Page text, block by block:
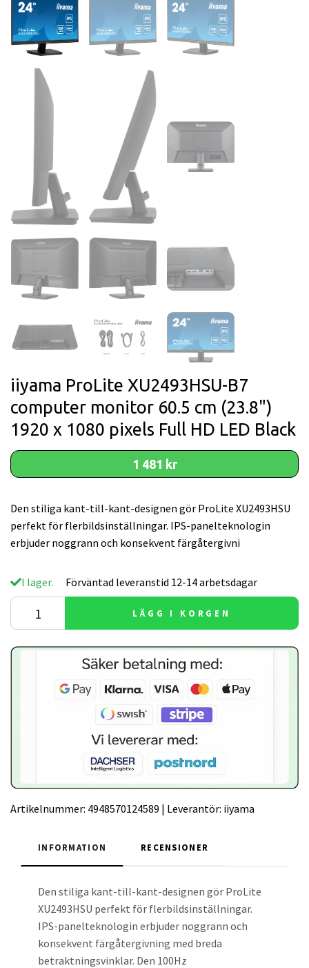
iiyama ProLite XU2493HSU-B7
computer monitor 60.5 cm (23.8")
1920 x 1080 pixels Full HD LED Black
1 481 kr
Den stiliga kant-till-kant-designen gör ProLite XU2493HSU
perfekt för flerbildsinställningar. IPS-panelteknologin
erbjuder noggrann och konsekvent färgåtergivni
I lager. Förväntad leveranstid 12-14 arbetsdagar
LÄGG I KORGEN
Artikelnummer: 4948570124589 | Leverantör: iiyama
INFORMATION RECENSIONER
Den stiliga kant-till-kant-designen gör ProLite
XU2493HSU perfekt för flerbildsinställningar.
IPS-panelteknologin erbjuder noggrann och
konsekvent färgåtergivning med breda
betraktningsvinklar. Den 100Hz